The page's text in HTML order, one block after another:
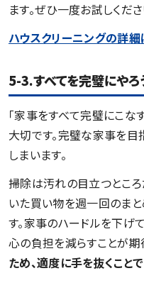
ます。ぜひ一度お試しくださ
ハウスクリーニングの詳細
5-3.すべてを完璧にやろ
「家事をすべて完璧にこな
大切です。完璧な家事を目
しまいます。
掃除は汚れの目立つところ
いた買い物を週一回のま
す。家事のハードルを下げ
心の負担を減らすことが期
ため、適度に手を抜くこと